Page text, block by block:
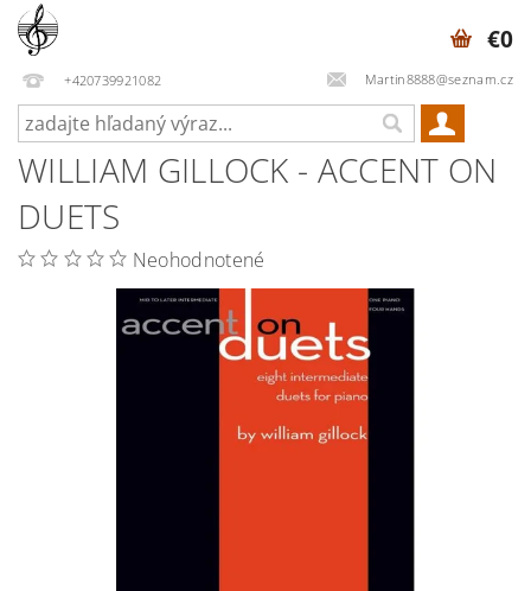
+420739921082 Martin8888@seznam.cz
€0
WILLIAM GILLOCK - ACCENT ON
DUETS
Neohodnotené